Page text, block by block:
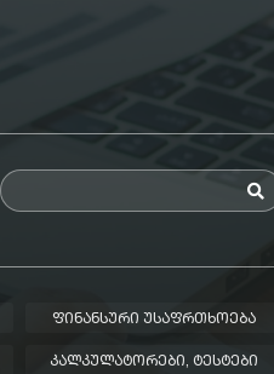
ᲤᲘᲜᲐᲜᲡᲣᲠᲘ ᲣᲡᲐᲤᲠᲗᲮᲝᲔᲑᲐ
ᲙᲐᲚᲙᲣᲚᲐᲢᲝᲠᲔᲑᲘ, ᲢᲔᲡᲢᲔᲑᲘ